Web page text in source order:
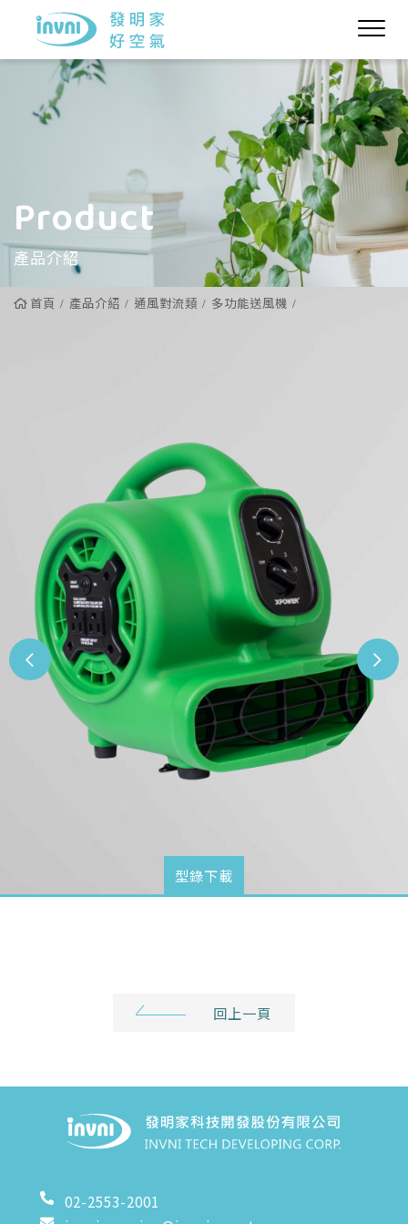
Product
產品介紹
首頁 產品介紹 通風對流類 多功能送風機
型錄下載
回上一頁
02-2553-2001